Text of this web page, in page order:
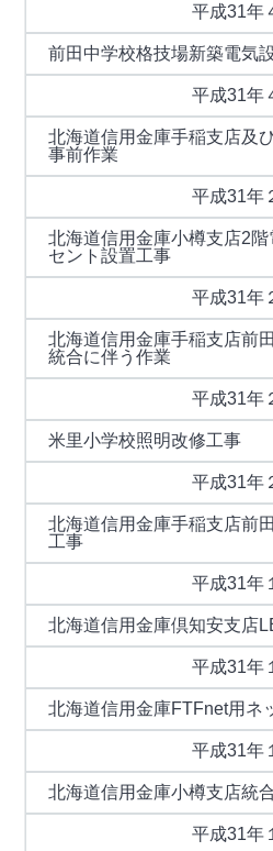
平成31年
前田中学校格技場新築電気
平成31年
北海道信用金庫手稲支店及
事前作業
平成31年
北海道信用金庫小樽支店2
セント設置工事
平成31年
北海道信用金庫手稲支店前
統合に伴う作業
平成31年
米里小学校照明改修工事
平成31年
北海道信用金庫手稲支店前
工事
平成31年
北海道信用金庫倶知安支店
平成31年
北海道信用金庫FTFnet用ネ
平成31年
北海道信用金庫小樽支店統
平成31年